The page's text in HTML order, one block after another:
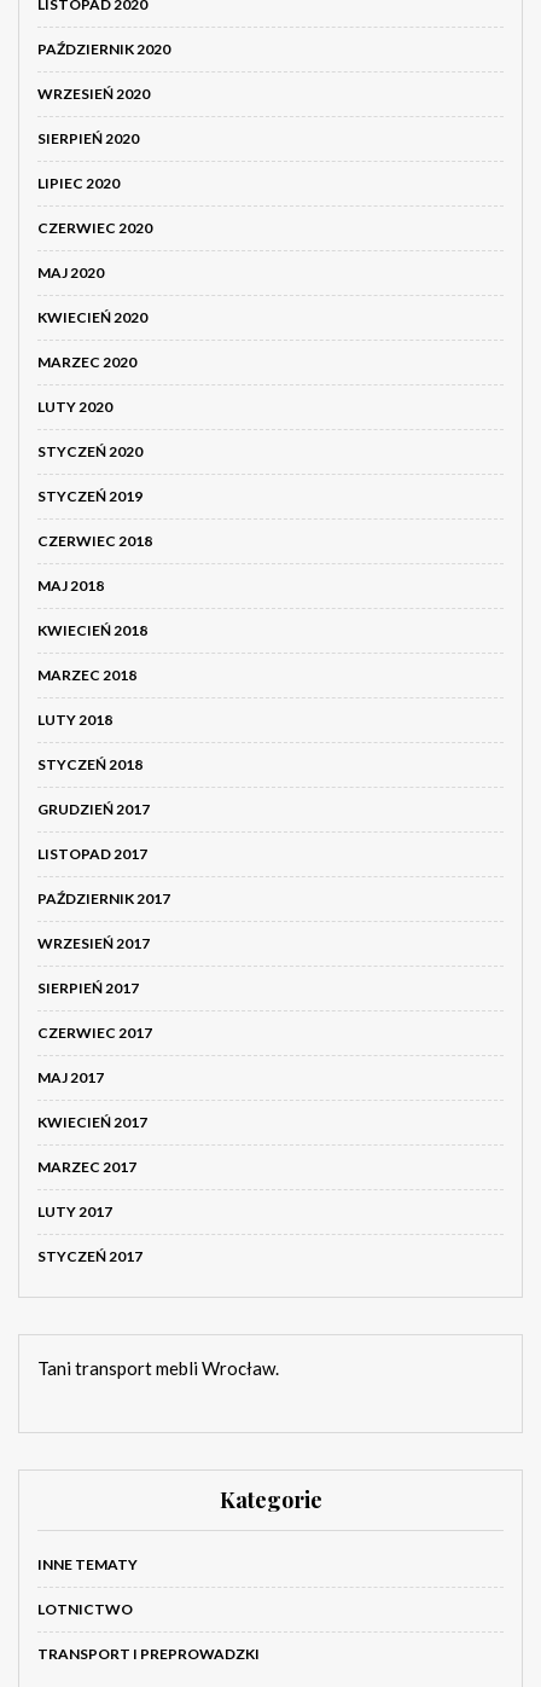
LISTOPAD 2020
PAŹDZIERNIK 2020
WRZESIEŃ 2020
SIERPIEŃ 2020
LIPIEC 2020
CZERWIEC 2020
MAJ 2020
KWIECIEŃ 2020
MARZEC 2020
LUTY 2020
STYCZEŃ 2020
STYCZEŃ 2019
CZERWIEC 2018
MAJ 2018
KWIECIEŃ 2018
MARZEC 2018
LUTY 2018
STYCZEŃ 2018
GRUDZIEŃ 2017
LISTOPAD 2017
PAŹDZIERNIK 2017
WRZESIEŃ 2017
SIERPIEŃ 2017
CZERWIEC 2017
MAJ 2017
KWIECIEŃ 2017
MARZEC 2017
LUTY 2017
STYCZEŃ 2017
Tani transport mebli Wrocław.
Kategorie
INNE TEMATY
LOTNICTWO
TRANSPORT I PREPROWADZKI